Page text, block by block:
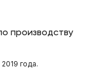
производству
года.